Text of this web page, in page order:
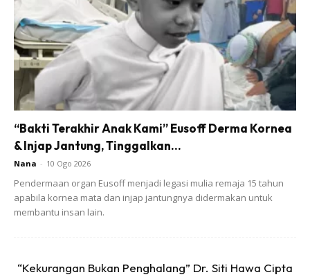
saya masak.
Rumah ni abah kanak-kanak memang tak membebel,
yang membebel pada adik-adik ialah abang-abang
kepada kanak-kanak ribena.
Ads
“Bakti Terakhir Anak Kami” Eusoff Derma Kornea
& Injap Jantung, Tinggalkan...
Nana - 10 Ogo 2026
Pendermaan organ Eusoff menjadi legasi mulia remaja 15 tahun
apabila kornea mata dan injap jantungnya didermakan untuk
membantu insan lain.
“Kekurangan Bukan Penghalang” Dr. Siti Hawa Cipta